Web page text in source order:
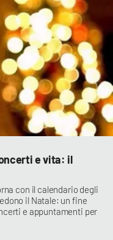
e vita: il
con il calendario degli
il Natale: un fine
e appuntamenti per